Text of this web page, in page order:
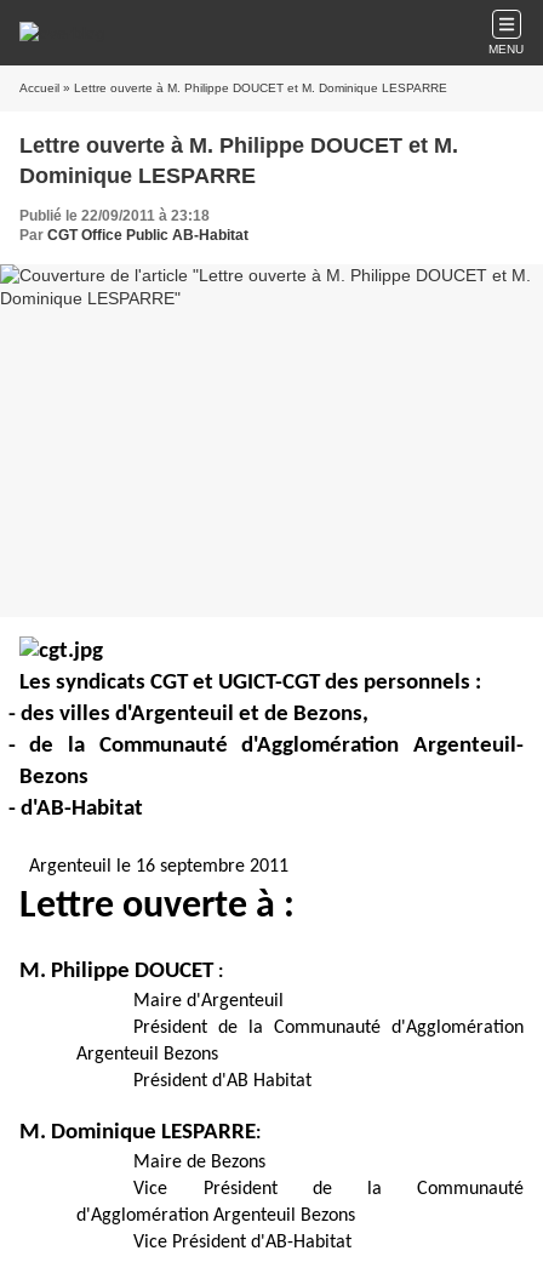
MENU
Accueil » Lettre ouverte à M. Philippe DOUCET et M. Dominique LESPARRE
Lettre ouverte à M. Philippe DOUCET et M.
Dominique LESPARRE
Publié le 22/09/2011 à 23:18
Par CGT Office Public AB-Habitat
Les syndicats CGT et UGICT-CGT des personnels :
- des villes d'Argenteuil et de Bezons,
- de la Communauté d'Agglomération Argenteuil-
Bezons
- d'AB-Habitat
Argenteuil le 16 septembre 2011
Lettre ouverte à :
M. Philippe DOUCET :
Maire d'Argenteuil
Président de la Communauté d'Agglomération
Argenteuil Bezons
Président d'AB Habitat
M. Dominique LESPARRE:
Maire de Bezons
Vice Président de la Communauté
d'Agglomération Argenteuil Bezons
Vice Président d'AB-Habitat